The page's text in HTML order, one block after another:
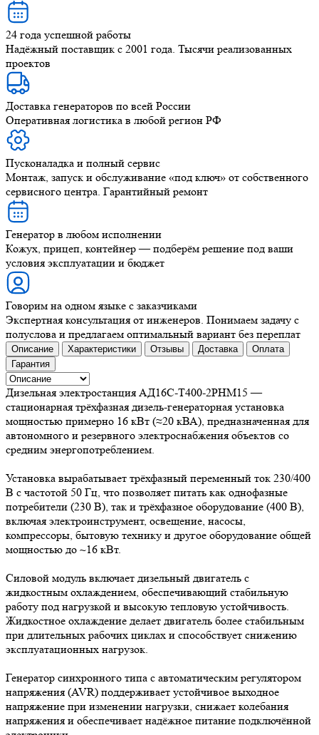
24 года успешной работы
Надёжный поставщик с 2001 года. Тысячи реализованных
проектов
Доставка генераторов по всей России
Оперативная логистика в любой регион РФ
Пусконаладка и полный сервис
Монтаж, запуск и обслуживание «под ключ» от собственного
сервисного центра. Гарантийный ремонт
Генератор в любом исполнении
Кожух, прицеп, контейнер — подберём решение под ваши
условия эксплуатации и бюджет
Говорим на одном языке с заказчиками
Экспертная консультация от инженеров. Понимаем задачу с
полуслова и предлагаем оптимальный вариант без переплат
Описание Характеристики Отзывы Доставка
Оплата
Гарантия
Дизельная электростанция АД16С-Т400-2РНМ15 —
стационарная трёхфазная дизель-генераторная установка
мощностью примерно 16 кВт (≈20 кВА), предназначенная для
автономного и резервного электроснабжения объектов со
средним энергопотреблением.
Установка вырабатывает трёхфазный переменный ток 230/400
В с частотой 50 Гц, что позволяет питать как однофазные
потребители (230 В), так и трёхфазное оборудование (400 В),
включая электроинструмент, освещение, насосы,
компрессоры, бытовую технику и другое оборудование общей
мощностью до ~16 кВт.
Силовой модуль включает дизельный двигатель с
жидкостным охлаждением, обеспечивающий стабильную
работу под нагрузкой и высокую тепловую устойчивость.
Жидкостное охлаждение делает двигатель более стабильным
при длительных рабочих циклах и способствует снижению
эксплуатационных нагрузок.
Генератор синхронного типа с автоматическим регулятором
напряжения (AVR) поддерживает устойчивое выходное
напряжение при изменении нагрузки, снижает колебания
напряжения и обеспечивает надёжное питание подключённой